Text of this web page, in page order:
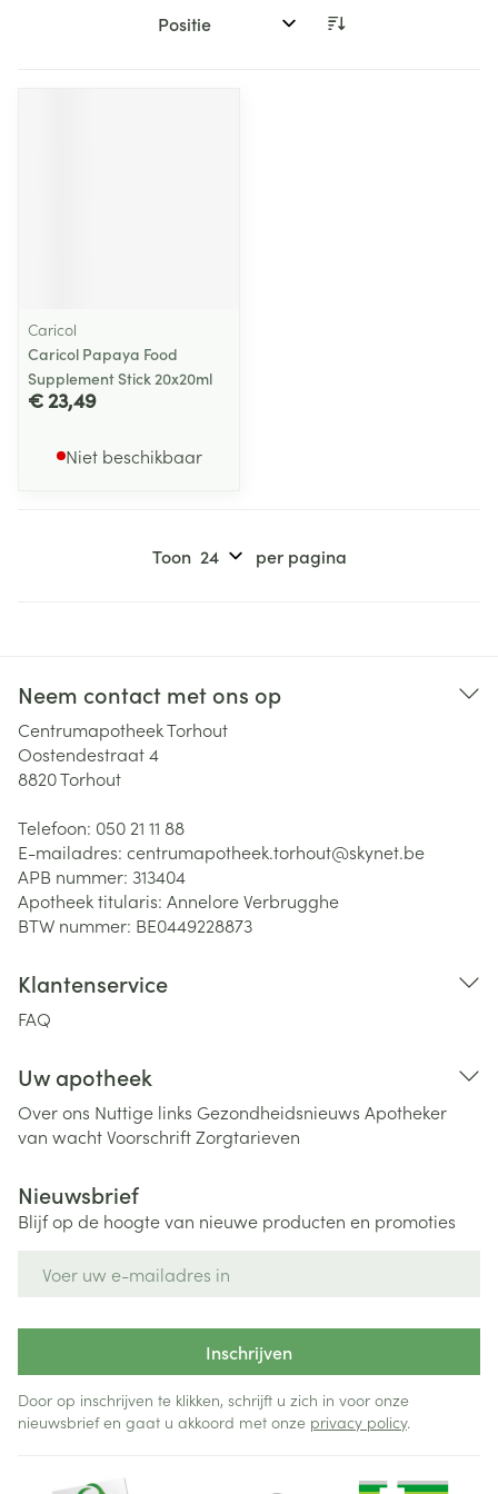
Sorteer op:
Caricol
Caricol Papaya Food
Supplement Stick 20x20ml
€ 23,49
Niet beschikbaar
Toon per pagina
Neem contact met ons op
Centrumapotheek Torhout
Oostendestraat 4
8820Torhout
Telefoon: 050 21 11 88
E-mailadres: centrumapotheek.torhout@skynet.be
APB nummer: 313404
Apotheek titularis: Annelore Verbrugghe
BTW nummer: BE0449228873
Klantenservice
FAQ
Uw apotheek
Over ons Nuttige links Gezondheidsnieuws Apotheker
van wachtVoorschriftZorgtarieven
Nieuwsbrief
Blijf op de hoogte van nieuwe producten en promoties
Inschrijven
Door op inschrijven te klikken, schrijft u zich in voor onze
nieuwsbrief en gaat u akkoord met onze privacy policy.